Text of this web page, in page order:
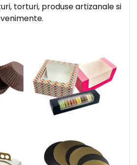
torturi, produse artizanale si